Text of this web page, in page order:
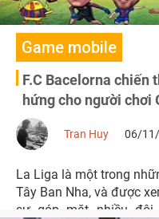
Game mobile
F.C Bacelorna chiến
hứng cho người chơi
mới
Tran Huy 06/
La Liga là một trong
Tây Ban Nha, và được
sự góp mặt nhiều